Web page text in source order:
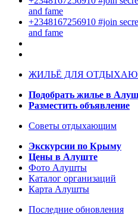
and fame
+2348167256910 #join
and fame
ЖИЛЬЁ ДЛЯ
Подобрать жилье в
Разместить объявление
Советы отдыхающим
Экскурсии по Крыму
Цены в Алуште
Фото Алушты
Каталог организаций
Карта Алушты
Последние обновления